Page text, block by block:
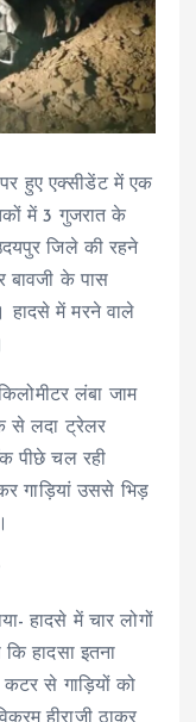
हुए एक्सीडेंट में एक
में 3 गुजरात के
जिले की रहने
बावजी के पास
हादसे में मरने वाले
लंबा जाम
से लदा ट्रेलर
पीछे चल रही
गाड़ियां उससे भिड़
हादसे में चार लोगों
कि हादसा इतना
कटर से गाड़ियों को
हीराजी ठाकुर